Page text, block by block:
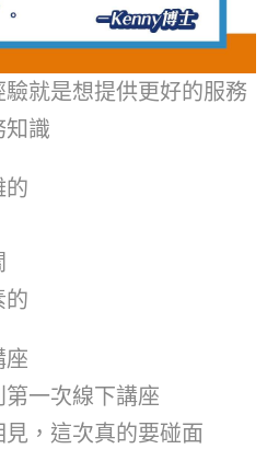
就是想提供更好的服務
識
的
的
座
一次線下講座
，這次真的要碰面